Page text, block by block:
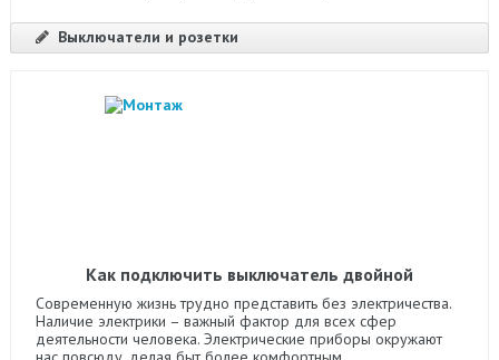
Выключатели и розетки
Как подключить выключатель двойной
Современную жизнь трудно представить без электричества.
Наличие электрики – важный фактор для всех сфер
деятельности человека. Электрические приборы окружают